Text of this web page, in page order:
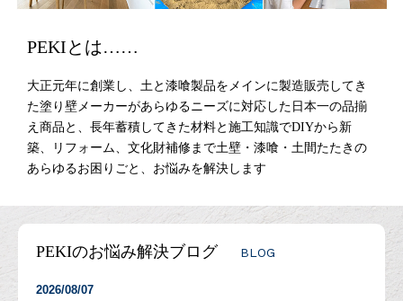
PEKIとは……
大正元年に創業し、土と漆喰製品をメインに製造販売してき
た塗り壁メーカーがあらゆるニーズに対応した日本一の品揃
え商品と、長年蓄積してきた材料と施工知識でDIYから新
築、リフォーム、文化財補修まで土壁・漆喰・土間たたきの
あらゆるお困りごと、お悩みを解決します
PEKIのお悩み解決ブログ BLOG
2026/08/07